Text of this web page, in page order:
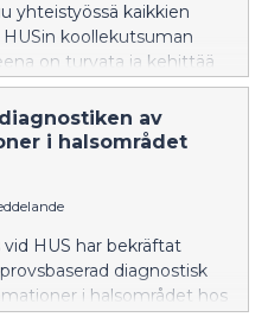
yhteistyössä kaikkien
koollekutsuman
on turvata ja kehittää
maassa.
av
i halsområdet
HUS har bekräftat
diagnostisk
i halsområdet hos